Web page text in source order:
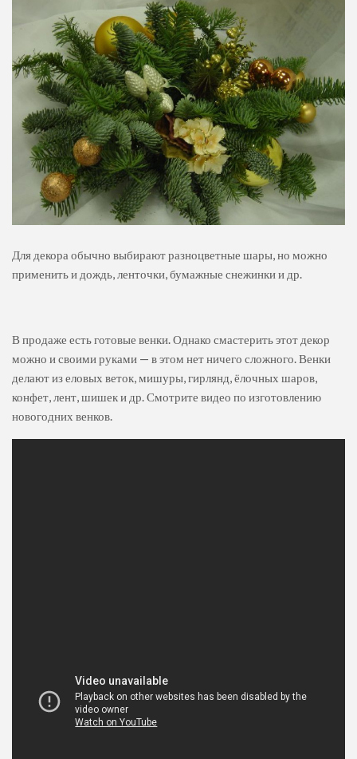
Для декора обычно выбирают разноцветные шары, но можно
применить и дождь, ленточки, бумажные снежинки и др.
В продаже есть готовые венки. Однако смастерить этот декор
можно и своими руками — в этом нет ничего сложного. Венки
делают из еловых веток, мишуры, гирлянд, ёлочных шаров,
конфет, лент, шишек и др. Смотрите видео по изготовлению
новогодних венков.